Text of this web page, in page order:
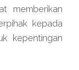
memberikan
kepada
kepentingan